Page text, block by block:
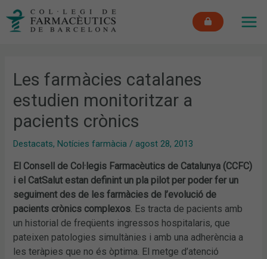
Les farmàcies catalanes
estudien monitoritzar a
pacients crònics
Destacats, Notícies farmàcia / agost 28, 2013
El Consell de Col·legis Farmacèutics de Catalunya (CCFC)
i el CatSalut estan definint un pla pilot per poder fer un
seguiment des de les farmàcies de l’evolució de
pacients crònics complexos. Es tracta de pacients amb
un historial de freqüents ingressos hospitalaris, que
pateixen patologies simultànies i amb una adherència a
les teràpies que no és òptima. El metge d’atenció